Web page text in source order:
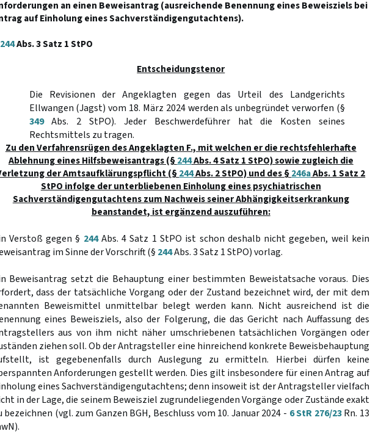
an einen Beweisantrag (ausreichende Benennung eines Beweisziels bei
auf Einholung eines Sachverständigengutachtens).
244Abs. 3 Satz 1 StPO
Entscheidungstenor
Die Revisionen der Angeklagten gegen das Urteil des Landgerichts
Ellwangen (Jagst) vom 18. März 2024 werden als unbegründet verworfen (§
349Abs. 2 StPO). Jeder Beschwerdeführer hat die Kosten seines
Rechtsmittels zu tragen.
Zu den Verfahrensrügen des Angeklagten F., mit welchen er die rechtsfehlerhafte
Ablehnung eines Hilfsbeweisantrags (§244Abs. 4 Satz 1 StPO) sowie zugleich die
der Amtsaufklärungspflicht (§244Abs. 2 StPO) und des §246aAbs. 1 Satz 2
StPO infolge der unterbliebenen Einholung eines psychiatrischen
Sachverständigengutachtens zum Nachweis seiner Abhängigkeitserkrankung
beanstandet, ist ergänzend auszuführen:
Verstoß gegen § 244Abs. 4 Satz 1 StPO ist schon deshalb nicht gegeben, weil kein
im Sinne der Vorschrift (§ 244Abs. 3 Satz 1 StPO) vorlag.
Beweisantrag setzt die Behauptung einer bestimmten Beweistatsache voraus. Dies
dass der tatsächliche Vorgang oder der Zustand bezeichnet wird, der mit dem
Beweismittel unmittelbar belegt werden kann. Nicht ausreichend ist die
eines Beweisziels, also der Folgerung, die das Gericht nach Auffassung des
aus von ihm nicht näher umschriebenen tatsächlichen Vorgängen oder
ziehen soll. Ob der Antragsteller eine hinreichend konkrete Beweisbehauptung
ist gegebenenfalls durch Auslegung zu ermitteln. Hierbei dürfen keine
Anforderungen gestellt werden. Dies gilt insbesondere für einen Antrag auf
eines Sachverständigengutachtens; denn insoweit ist der Antragsteller vielfach
in der Lage, die seinem Beweisziel zugrundeliegenden Vorgänge oder Zustände exakt
bezeichnen (vgl. zum Ganzen BGH, Beschluss vom 10. Januar 2024 - 6 StR 276/23Rn. 13